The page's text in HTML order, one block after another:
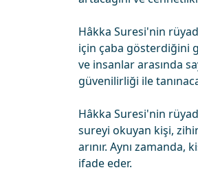
Hâkka Suresi'nin
için çaba gösterdiğini
ve insanlar arasında
güvenilirliği ile
Hâkka Suresi'nin
sureyi okuyan kişi,
arınır. Aynı
ifade eder.